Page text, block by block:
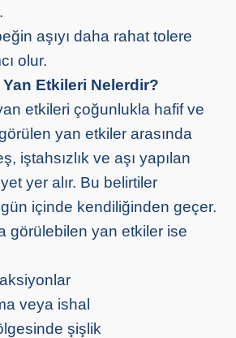
aşıyı daha rahat tolere
olur.
Yan Etkileri Nelerdir?
etkileri çoğunlukla hafif ve
yan etkiler arasında
iştahsızlık ve aşı yapılan
yer alır. Bu belirtiler
içinde kendiliğinden geçer.
görülebilen yan etkiler ise
veya ishal
şişlik